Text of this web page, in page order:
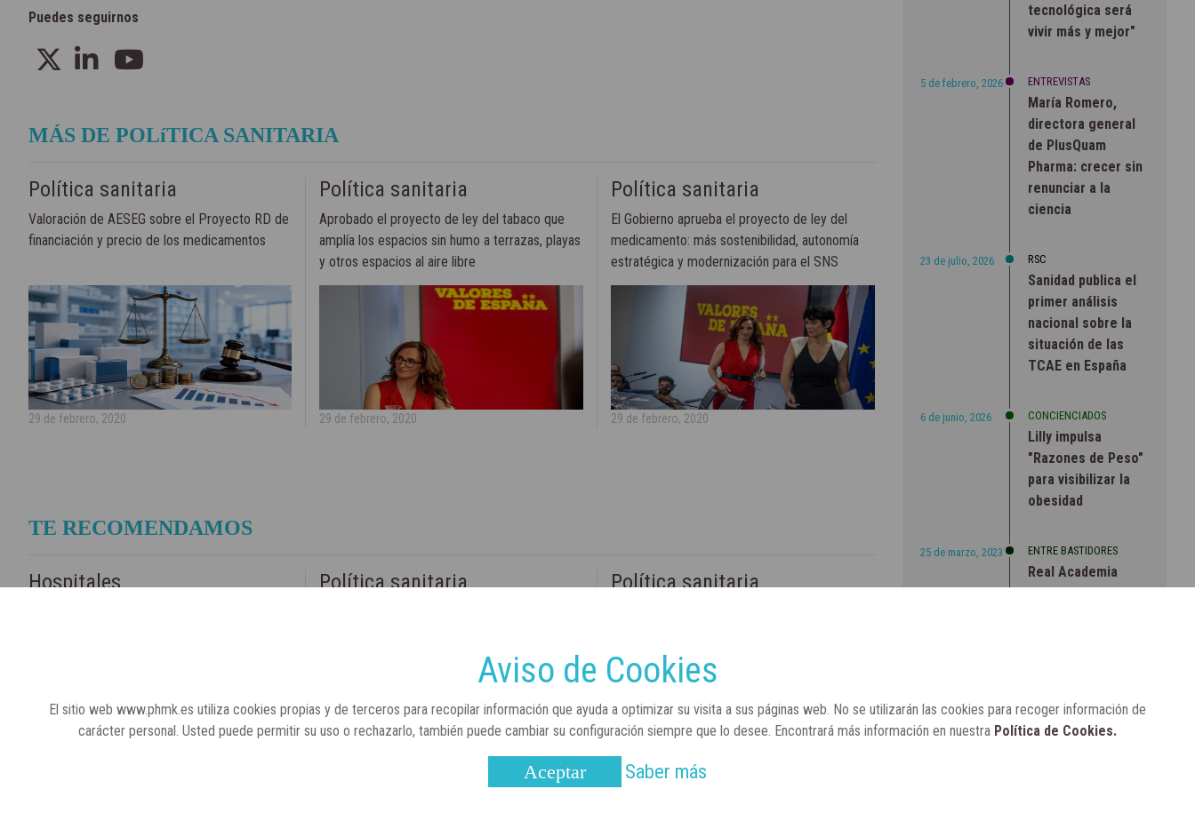
Puedes seguirnos
MÁS DE POLíTICA SANITARIA
Política sanitaria
Valoración de AESEG sobre el Proyecto RD de
financiación y precio de los medicamentos
29 de febrero, 2020
Política sanitaria
Aprobado el proyecto de ley del tabaco que
amplía los espacios sin humo a terrazas, playas
y otros espacios al aire libre
29 de febrero, 2020
Política sanitaria
El Gobierno aprueba el proyecto de ley del
medicamento: más sostenibilidad, autonomía
estratégica y modernización para el SNS
29 de febrero, 2020
TE RECOMENDAMOS
Hospitales Política sanitaria Política sanitaria
estratégica y modernización para el SNS
tecnológica será
vivir más y mejor"
5 de febrero, 2026 ENTREVISTAS
María Romero,
directora general
de PlusQuam
Pharma: crecer sin
renunciar a la
ciencia
23 de julio, 2026 RSC
Sanidad publica el
primer análisis
nacional sobre la
situación de las
TCAE en España
6 de junio, 2026 CONCIENCIADOS
Lilly impulsa
"Razones de Peso"
para visibilizar la
obesidad
25 de marzo, 2023 ENTRE BASTIDORES
Real Academia
Nacional de
sociedad actual
Aviso de Cookies
El sitio web www.phmk.es utiliza cookies propias y de terceros para recopilar información que ayuda a optimizar su visita a sus páginas web. No se utilizarán las cookies para recoger información de
carácter personal. Usted puede permitir su uso o rechazarlo, también puede cambiar su configuración siempre que lo desee. Encontrará más información en nuestra Política de Cookies.
Aceptar Saber más